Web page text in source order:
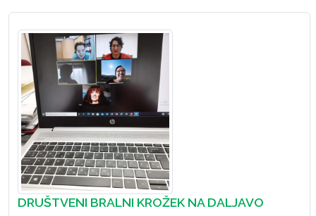
DRUŠTVENI BRALNI KROŽEK NA DALJAVO